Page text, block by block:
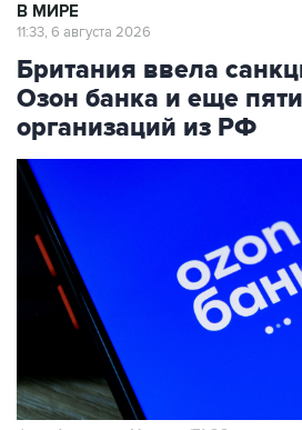
В МИРЕ
11:33, 6 августа 2026
Британия ввела
Озон банка и еще
организаций из РФ